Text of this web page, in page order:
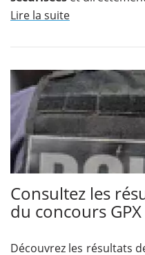
Lire la suite
Consultez les
du concours
Découvrez les résultats